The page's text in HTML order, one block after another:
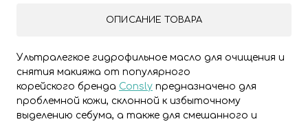
ОПИСАНИЕ ТОВАРА
Ультралегкое гидрофильное масло для очищения и
снятия макияжа от популярного
корейского бренда Consly предназначено для
проблемной кожи, склонной к избыточному
выделению себума, а также для смешанного и